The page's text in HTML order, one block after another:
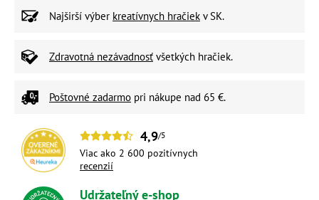
Najširší výber kreatívnych hračiek v SK.
Zdravotná nezávadnosť všetkých hračiek.
Poštovné zadarmo pri nákupe nad 65 €.
4,9/5
Viac ako 2 600 pozitívnych
recenzií
Udržateľný e-shop